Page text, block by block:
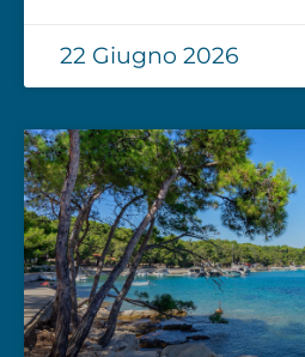
22 Giugno 2026